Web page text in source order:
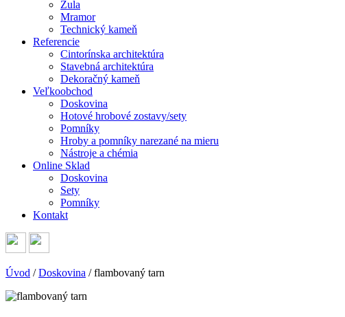
Žula
Mramor
Technický kameň
Referencie
Cintorínska architektúra
Stavebná architektúra
Dekoračný kameň
Veľkoobchod
Doskovina
Hotové hrobové zostavy/sety
Pomníky
Hroby a pomníky narezané na mieru
Nástroje a chémia
Online Sklad
Doskovina
Sety
Pomníky
Kontakt
Úvod /Doskovina /flambovaný tarn